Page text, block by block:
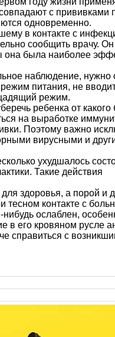
с прививками
одновременно.
в контакте с
сообщить врачу.
она была наиболее
наблюдение, нужно
питания, не
режим.
ребенка от какого
на выработке
Поэтому важно
вирусными и
ухудшалось
Такие действия
здоровья, а порой и
тесном контакте с
ослаблен,
его кровяном русле
справиться с